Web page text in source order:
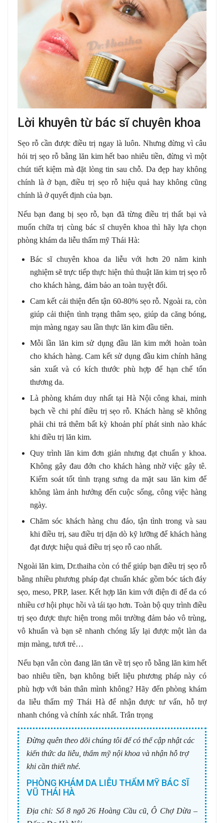
Lời khuyên từ bác sĩ chuyên khoa
Sẹo rỗ cần được điều trị ngay là luôn. Nhưng đừng vì câu
hỏi trị sẹo rỗ bằng lăn kim hết bao nhiêu tiền, đừng vì một
chút tiết kiệm mà đặt lòng tin sau chỗ. Da đẹp hay không
chính là ở bạn, điều trị sẹo rỗ hiệu quả hay không cũng
chính là ở quyết định của bạn.
Nếu bạn đang bị sẹo rỗ, bạn đã từng điều trị thất bại và
muốn chữa trị cùng bác sĩ chuyên khoa thì hãy lựa chọn
phòng khám da liễu thẩm mỹ Thái Hà:
Bác sĩ chuyên khoa da liễu với hơn 20 năm kinh
nghiệm sẽ trực tiếp thực hiện thủ thuật lăn kim trị sẹo rỗ
cho khách hàng, đảm bảo an toàn tuyệt đối.
Cam kết cải thiện đến tận 60-80% sẹo rỗ. Ngoài ra, còn
giúp cải thiện tình trạng thâm sẹo, giúp da căng bóng,
mịn màng ngay sau lần thực lăn kim đầu tiên.
Mỗi lần lăn kim sử dụng đầu lăn kim mới hoàn toàn
cho khách hàng. Cam kết sử dụng đầu kim chính hãng
sản xuất và có kích thước phù hợp để hạn chế tổn
thương da.
Là phòng khám duy nhất tại Hà Nội công khai, minh
bạch về chi phí điều trị sẹo rỗ. Khách hàng sẽ không
phải chi trả thêm bất kỳ khoản phí phát sinh nào khác
khi điều trị lăn kim.
Quy trình lăn kim đơn giản nhưng đạt chuẩn y khoa.
Không gây đau đớn cho khách hàng nhờ việc gây tê.
Kiểm soát tốt tình trạng sưng da mặt sau lăn kim để
không làm ảnh hưởng đến cuộc sống, công việc hàng
ngày.
Chăm sóc khách hàng chu đáo, tận tình trong và sau
khi điều trị, sau điều trị dặn dò kỹ lưỡng để khách hàng
đạt được hiệu quả điều trị sẹo rỗ cao nhất.
Ngoài lăn kim, Dr.thaiha còn có thể giúp bạn điều trị sẹo rỗ
bằng nhiều phương pháp đạt chuẩn khác gồm bóc tách đáy
sẹo, meso, PRP, laser. Kết hợp lăn kim với điện đi để da có
nhiều cơ hội phục hồi và tái tạo hơn. Toàn bộ quy trình điều
trị sẹo được thực hiện trong môi trường đảm bảo vô trùng,
vô khuẩn và bạn sẽ nhanh chóng lấy lại được một làn da
mịn màng, tươi trẻ…
Nếu bạn vẫn còn đang lăn tăn về trị sẹo rỗ bằng lăn kim hết
bao nhiêu tiền, bạn không biết liệu phương pháp này có
phù hợp với bản thân mình không? Hãy đến phòng khám
da liễu thẩm mỹ Thái Hà để nhận được tư vấn, hỗ trợ
nhanh chóng và chính xác nhất. Trân trọng
Đừng quên theo dõi chúng tôi để có thể cập nhật các
kiến thức da liễu, thẩm mỹ nội khoa và nhận hỗ trợ
khi cần thiết nhé.
PHÒNG KHÁM DA LIỄU THẨM MỸ BÁC SĨ
VŨ THÁI HÀ
Địa chỉ: Số 8 ngõ 26 Hoàng Cầu cũ, Ô Chợ Dừa –